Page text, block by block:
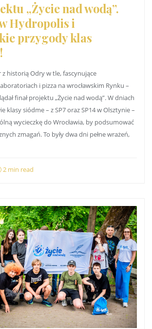
„Życie nad wodą”.
Hydropolis i
przygody klas
z historią Odry w tle, fascynujące
i pizza na wrocławskim Rynku –
finał projektu „Życie nad wodą”. W dniach
klasy siódme – z SP7 oraz SP14 w Olsztynie –
wycieczkę do Wrocławia, by podsumować
zmagań. To były dwa dni pełne wrażeń,
2 min read